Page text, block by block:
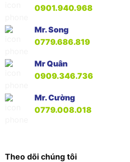
0901.940.968
Mr. Song
0779.686.819
Mr Quân
0909.346.736
Mr. Cường
0779.008.018
Theo dõi chúng tôi